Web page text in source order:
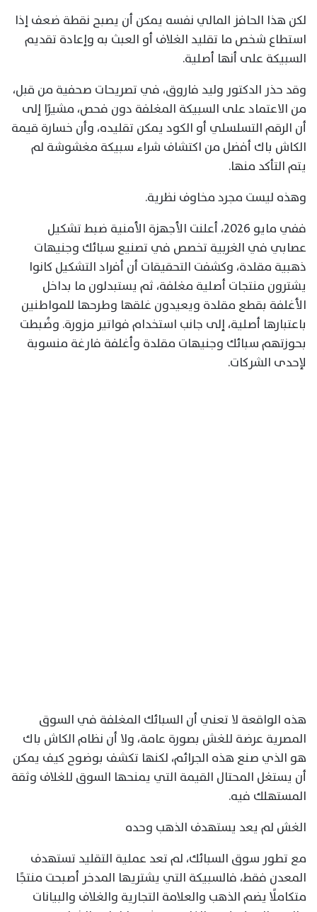
لكن هذا الحافز المالي نفسه يمكن أن يصبح نقطة ضعف إذا
استطاع شخص ما تقليد الغلاف أو العبث به وإعادة تقديم
السبيكة على أنها أصلية.
وقد حذر الدكتور وليد فاروق، في تصريحات صحفية من قبل،
من الاعتماد على السبيكة المغلفة دون فحص، مشيرًا إلى
أن الرقم التسلسلي أو الكود يمكن تقليده، وأن خسارة قيمة
الكاش باك أفضل من اكتشاف شراء سبيكة مغشوشة لم
يتم التأكد منها.
وهذه ليست مجرد مخاوف نظرية.
ففي مايو 2026، أعلنت الأجهزة الأمنية ضبط تشكيل
عصابي في الغربية تخصص في تصنيع سبائك وجنيهات
ذهبية مقلدة، وكشفت التحقيقات أن أفراد التشكيل كانوا
يشترون منتجات أصلية مغلفة، ثم يستبدلون ما بداخل
الأغلفة بقطع مقلدة ويعيدون غلقها وطرحها للمواطنين
باعتبارها أصلية، إلى جانب استخدام فواتير مزورة. وضُبطت
بحوزتهم سبائك وجنيهات مقلدة وأغلفة فارغة منسوبة
لإحدى الشركات.
هذه الواقعة لا تعني أن السبائك المغلفة في السوق
المصرية عرضة للغش بصورة عامة، ولا أن نظام الكاش باك
هو الذي صنع هذه الجرائم، لكنها تكشف بوضوح كيف يمكن
أن يستغل المحتال القيمة التي يمنحها السوق للغلاف وثقة
المستهلك فيه.
الغش لم يعد يستهدف الذهب وحده
مع تطور سوق السبائك، لم تعد عملية التقليد تستهدف
المعدن فقط، فالسبيكة التي يشتريها المدخر أصبحت منتجًا
متكاملًا يضم الذهب والعلامة التجارية والغلاف والبيانات